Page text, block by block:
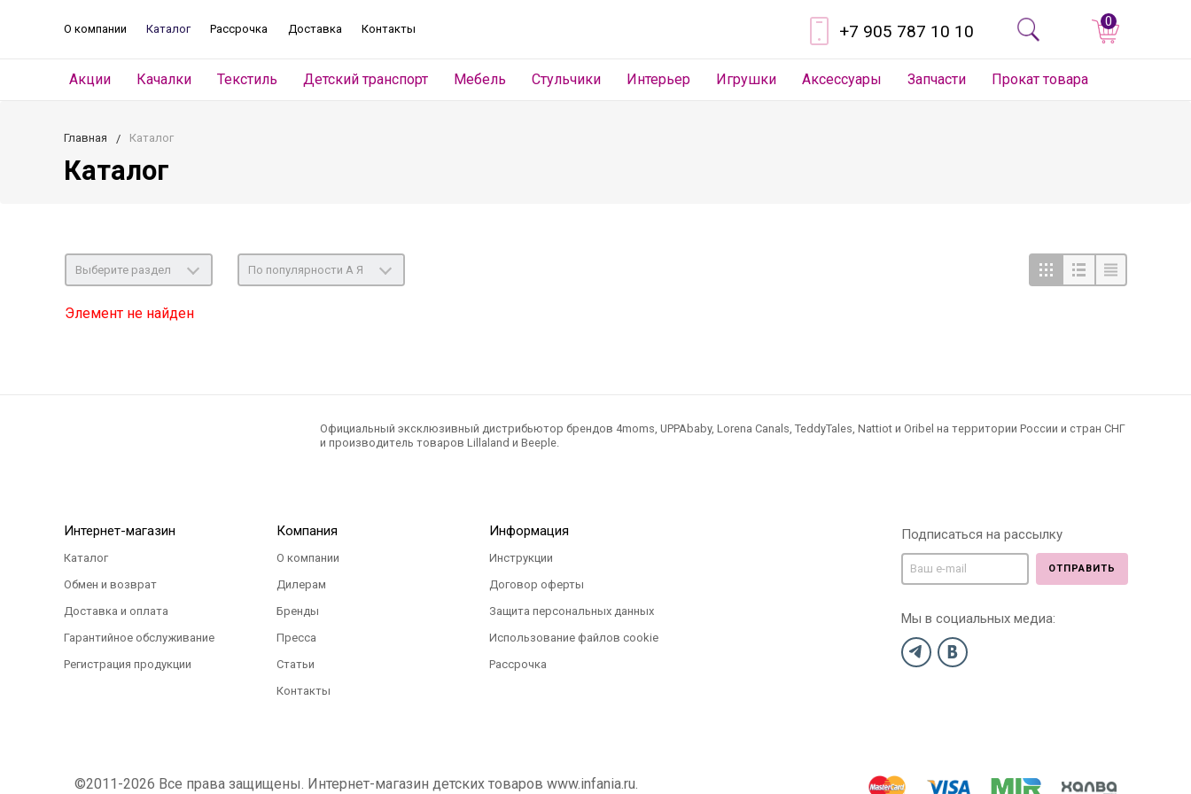
О компании Каталог Рассрочка Доставка Контакты +7 905 787 10 10 0
Акции Качалки Текстиль Детский транспорт Мебель Стульчики Интерьер Игрушки Аксессуары Запчасти Прокат товара
Главная Каталог
Каталог
Выберите раздел По популярности А Я
Элемент не найден
Официальный эксклюзивный дистрибьютор брендов 4moms, UPPAbaby, Lorena Canals, TeddyTales, Nattiot и Oribel на территории России и стран СНГ
и производитель товаров Lillaland и Beeple.
Интернет-магазин
Каталог
Обмен и возврат
Доставка и оплата
Гарантийное обслуживание
Регистрация продукции
Компания
О компании
Дилерам
Бренды
Пресса
Статьи
Контакты
Информация
Инструкции
Договор оферты
Защита персональных данных
Использование файлов cookie
Рассрочка
Подписаться на рассылку
ОТПРАВИТЬ
Мы в социальных медиа:
©2011-2026 Все права защищены. Интернет-магазин детских товаров www.infania.ru.